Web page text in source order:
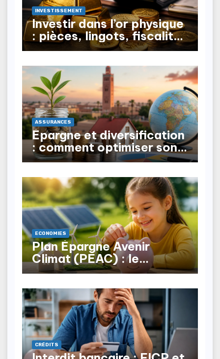
INVESTISSEMENT
Investir dans l’or physique
: pièces, lingots, fiscalité
à la revente
ASSURANCES
Épargne et diversification
: comment optimiser son
patrimoine au Maroc ?
ECONOMIES
Plan Épargne Avenir
Climat (PEAC) : le
nouveau produit pour les
CRÉDITS